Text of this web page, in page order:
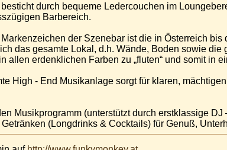
durch bequeme Ledercouchen im
Barbereich.
der Szenebar ist die in Österreich
das gesamte Lokal, d.h. Wände, Boden sowie
allen erdenklichen Farben zu „fluten“ und somit in
High - End Musikanlage sorgt für klaren,
Musikprogramm (unterstützt durch erstklassige
(Longdrinks & Cocktails) für Genuß,